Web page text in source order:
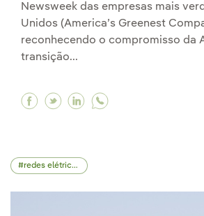
Newsweek das empresas mais
Unidos (America’s Greenest
reconhecendo o compromisso da
transição...
Facebook Newsweek
Twitter Newsweek
Linkedin
redes elétricas